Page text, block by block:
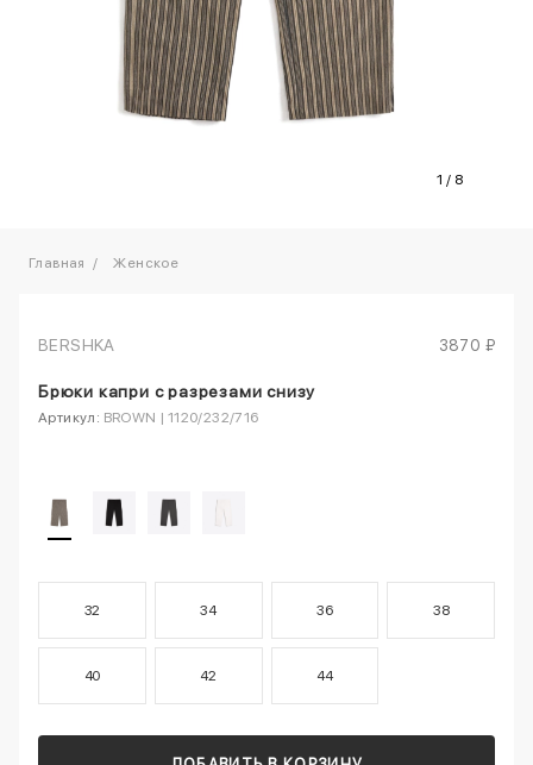
1 / 8
Главная Женское
BERSHKA 3870 ₽
Брюки капри с разрезами снизу
Артикул: BROWN | 1120/232/716
32 34 36 38
40 42 44